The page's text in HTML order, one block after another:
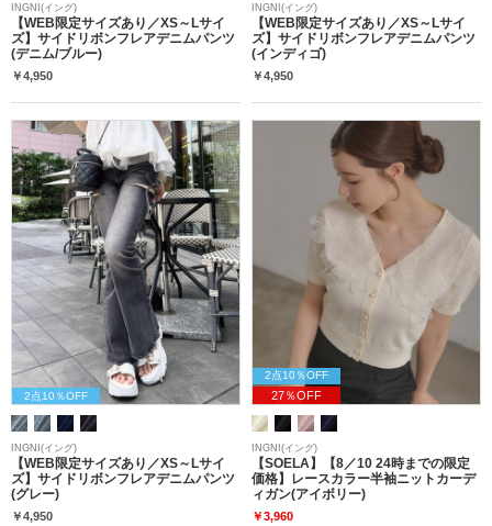
INGNI(イング)
【WEB限定サイズあり／XS～Lサイ
ズ】サイドリボンフレアデニムパンツ
(デニム/ブルー)
￥4,950
INGNI(イング)
【WEB限定サイズあり／XS～Lサイ
ズ】サイドリボンフレアデニムパンツ
(インディゴ)
￥4,950
2点10％OFF
INGNI(イング)
【WEB限定サイズあり／XS～Lサイ
ズ】サイドリボンフレアデニムパンツ
(グレー)
￥4,950
2点10％OFF
27％OFF
INGNI(イング)
【SOELA】【8／10 24時までの限定
価格】レースカラー半袖ニットカーデ
ィガン(アイボリー)
￥3,960